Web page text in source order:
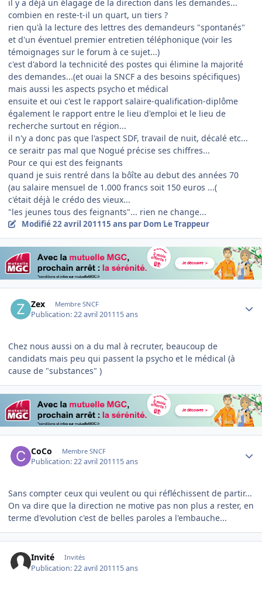
il y a déjà un élagage de la direction dans les demandes...
combien en reste-t-il un quart, un tiers ?
rien qu'à la lecture des lettres des demandeurs "spontanés"
et d'un éventuel premier entretien téléphonique (voir les
témoignages sur le forum à ce sujet...)
c'est d'abord la technicité des postes qui élimine la majorité
des demandes...(et ouai la SNCF a des besoins spécifiques)
mais aussi les aspects psycho et médical
ensuite et oui c'est le rapport salaire-qualification-diplôme
également le rapport entre le lieu d'emploi et le lieu de
recherche surtout en région...
il n'y a donc pas que l'aspect SDF, travail de nuit, décalé etc...
ce seraitr pas mal que Nogué précise ses chiffres...
Pour ce qui est des feignants
quand je suis rentré dans la bôîte au debut des années 70
(au salaire mensuel de 1.000 francs soit 150 euros ...(
c'était déjà le crédo des vieux...
"les jeunes tous des feignants"... rien ne change...
Modifié22 avril 201115 ans par Dom Le Trappeur
Zex Membre SNCF
Publication:22 avril 201115 ans
Chez nous aussi on a du mal à recruter, beaucoup de
candidats mais peu qui passent la psycho et le médical (à
cause de "substances" )
CoCo Membre SNCF
Publication:22 avril 201115 ans
Sans compter ceux qui veulent ou qui réfléchissent de partir...
On va dire que la direction ne motive pas non plus a rester, en
terme d'evolution c'est de belles paroles a l'embauche...
Invité Invités
Publication:22 avril 201115 ans